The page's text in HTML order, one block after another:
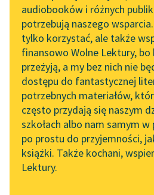
Byliśmy częścią AI Impact
Lab
Zapraszamy na spotkanie
online z tłumaczkami
literatury skandynawskiej
Spotkanie z Katarzyną
Tunkiel w Oslo
102. lata temu zmarł
Joseph Conrad
audiobooków i różnych
potrzebują naszego
tylko korzystać, ale także
finansowo Wolne Lektury, bo
przeżyją, a my bez nich nie
dostępu do fantastycznej
potrzebnych materiałów,
często przydają się naszym
szkołach albo nam samym w
po prostu do przyjemności,
książki. Także kochani,
Lektury.